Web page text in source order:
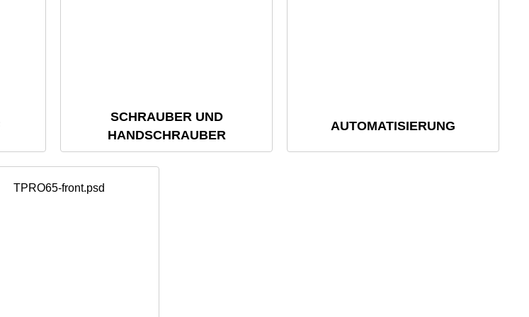
SCHRAUBER UND
HANDSCHRAUBER
AUTOMATISIERUNG